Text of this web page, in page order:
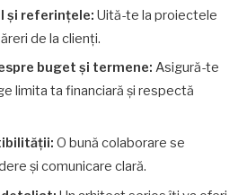
și referințele: Uită-te la proiectele
de la clienți.
buget și termene: Asigură-te
limita ta financiară și respectă
O bună colaborare se
și comunicare clară.